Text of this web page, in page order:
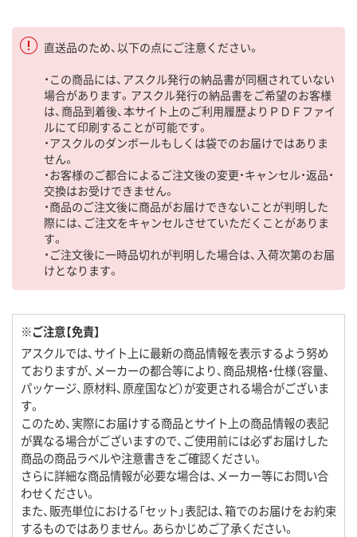
直送品のため、以下の点にご注意ください。
・この商品には、アスクル発行の納品書が同梱されていない
場合があります。アスクル発行の納品書をご希望のお客様
は、商品到着後、本サイト上のご利用履歴よりＰＤＦファイ
ルにて印刷することが可能です。
・アスクルのダンボールもしくは袋でのお届けではありま
せん。
・お客様のご都合によるご注文後の変更・キャンセル・返品・
交換はお受けできません。
・商品のご注文後に商品がお届けできないことが判明した
際には、ご注文をキャンセルさせていただくことがありま
す。
・ご注文後に一時品切れが判明した場合は、入荷次第のお届
けとなります。
※ご注意【免責】
アスクルでは、サイト上に最新の商品情報を表示するよう努め
ておりますが、メーカーの都合等により、商品規格・仕様（容量、
パッケージ、原材料、原産国など）が変更される場合がございま
す。
このため、実際にお届けする商品とサイト上の商品情報の表記
が異なる場合がございますので、ご使用前には必ずお届けした
商品の商品ラベルや注意書きをご確認ください。
さらに詳細な商品情報が必要な場合は、メーカー等にお問い合
わせください。
また、販売単位における「セット」表記は、箱でのお届けをお約束
するものではありません。あらかじめご了承ください。